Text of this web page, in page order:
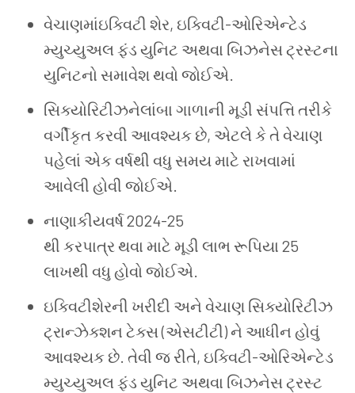
વેચાણમાંઇક્વિટી શેર, ઇક્વિટી-ઓરિએન્ટેડ
મ્યુચ્યુઅલ ફંડ યુનિટ અથવા બિઝનેસ ટ્રસ્ટના
યુનિટનો સમાવેશ થવો જોઈએ.
સિક્યોરિટીઝનેલાંબા ગાળાની મૂડી સંપત્તિ તરીકે
વર્ગીકૃત કરવી આવશ્યક છે, એટલે કે તે વેચાણ
પહેલાં એક વર્ષથી વધુ સમય માટે રાખવામાં
આવેલી હોવી જોઈએ.
નાણાકીયવર્ષ 2024-25
થી કરપાત્ર થવા માટે મૂડી લાભ રૂપિયા 25
લાખથી વધુ હોવો જોઈએ.
ઇક્વિટીશેરની ખરીદી અને વેચાણ સિક્યોરિટીઝ
ટ્રાન્ઝેક્શન ટેક્સ (એસટીટી) ને આધીન હોવું
આવશ્યક છે. તેવી જ રીતે, ઇક્વિટી-ઓરિએન્ટેડ
મ્યુચ્યુઅલ ફંડ યુનિટ અથવા બિઝનેસ ટ્રસ્ટ